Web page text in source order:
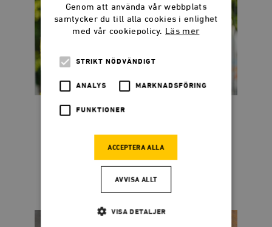
Dadgostar kostar 44
miljoner per sekund
När publikens applåder tystnat återstår
Genom att använda vår webbplats
samtycker du till alla cookies i enlighet
med vår cookiepolicy. Läs mer
STRIKT NÖDVÄNDIGT
ANALYS MARKNADSFÖRING
FUNKTIONER
ACCEPTERA ALLA
AVVISA ALLT
VISA DETALJER